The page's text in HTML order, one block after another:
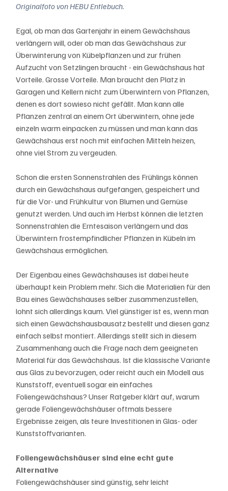
Originalfoto von HEBU Entlebuch.
Egal, ob man das Gartenjahr in einem Gewächshaus
verlängern will, oder ob man das Gewächshaus zur
Überwinterung von Kübelpflanzen und zur frühen
Aufzucht von Setzlingen braucht - ein Gewächshaus hat
Vorteile. Grosse Vorteile. Man braucht den Platz in
Garagen und Kellern nicht zum Überwintern von Pflanzen,
denen es dort sowieso nicht gefällt. Man kann alle
Pflanzen zentral an einem Ort überwintern, ohne jede
einzeln warm einpacken zu müssen und man kann das
Gewächshaus erst noch mit einfachen Mitteln heizen,
ohne viel Strom zu vergeuden.
Schon die ersten Sonnenstrahlen des Frühlings können
durch ein Gewächshaus aufgefangen, gespeichert und
für die Vor- und Frühkultur von Blumen und Gemüse
genutzt werden. Und auch im Herbst können die letzten
Sonnenstrahlen die Erntesaison verlängern und das
Überwintern frostempfindlicher Pflanzen in Kübeln im
Gewächshaus ermöglichen.
Der Eigenbau eines Gewächshauses ist dabei heute
überhaupt kein Problem mehr. Sich die Materialien für den
Bau eines Gewächshauses selber zusammenzustellen,
lohnt sich allerdings kaum. Viel günstiger ist es, wenn man
sich einen Gewächshausbausatz bestellt und diesen ganz
einfach selbst montiert. Allerdings stellt sich in diesem
Zusammenhang auch die Frage nach dem geeigneten
Material für das Gewächshaus. Ist die klassische Variante
aus Glas zu bevorzugen, oder reicht auch ein Modell aus
Kunststoff, eventuell sogar ein einfaches
Foliengewächshaus? Unser Ratgeber klärt auf, warum
gerade Foliengewächshäuser oftmals bessere
Ergebnisse zeigen, als teure Investitionen in Glas- oder
Kunststoffvarianten.
Foliengewächshäuser sind eine echt gute
Alternative
Foliengewächshäuser sind günstig, sehr leicht